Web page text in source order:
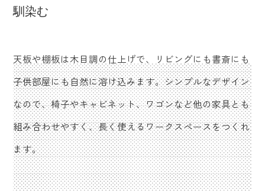
馴染む
天板や棚板は木目調の仕上げで、リビングにも書斎にも
子供部屋にも自然に溶け込みます。シンプルなデザイン
なので、椅子やキャビネット、ワゴンなど他の家具とも
組み合わせやすく、長く使えるワークスペースをつくれ
ます。